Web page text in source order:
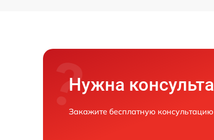
Нужна
Закажите бесплатную консультацию